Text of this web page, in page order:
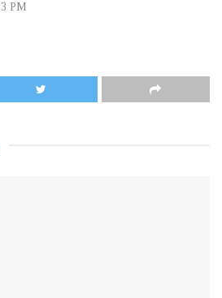
PM